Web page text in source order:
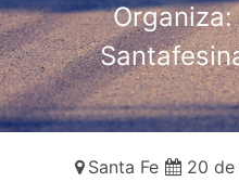
Santa Fe 20